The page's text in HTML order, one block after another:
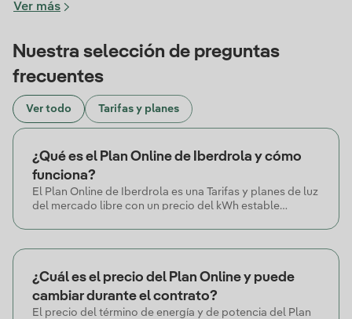
Ver más
Nuestra selección de preguntas
frecuentes
Ver todo Tarifas y planes
¿Qué es el Plan Online de Iberdrola y cómo
funciona?
El Plan Online de Iberdrola es una Tarifas y planes de luz
del mercado libre con un precio del kWh estable
gestión 100% digital, aporta previsibilidad en la factura y
permanencia.
¿Cuál es el precio del Plan Online y puede
cambiar durante el contrato?
El precio del término de energía y de potencia del Plan